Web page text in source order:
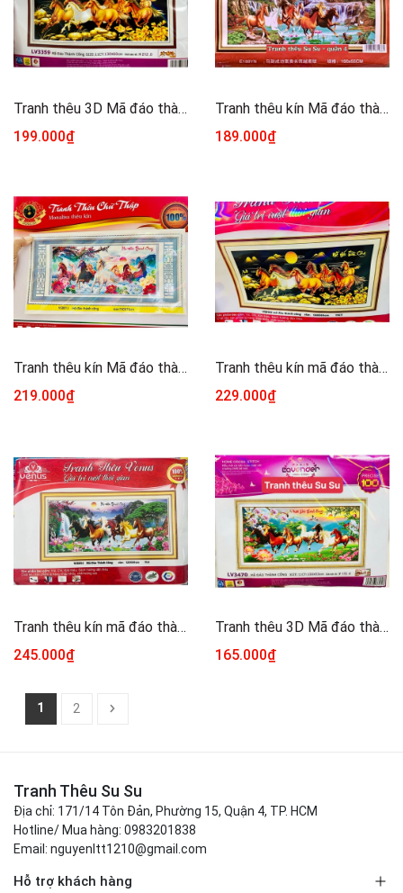
Tranh thêu 3D Mã đáo thành công LV3359, kích thước 130 x 60 cm
199.000₫
Tranh thêu kín Mã đáo thành công E188YN, kích thước 100 x 55 cm
189.000₫
Tranh thêu kín Mã đáo thành công vs8013, vs8012, kích thước 1,3 và 1,5 mét
219.000₫
Tranh thêu kín mã đáo thành công VS8162, kích thước 130 x 65 cm
229.000₫
Tranh thêu kín mã đáo thành công VS8054, kích thước 120 x 60 cm
245.000₫
Tranh thêu 3D Mã đáo thành công LV3470, kích thước 100 x 50 cm
165.000₫
1 2
Tranh Thêu Su Su
Địa chỉ: 171/14 Tôn Đản, Phường 15, Quận 4, TP. HCM
Hotline/ Mua hàng: 0983201838
Email: nguyenltt1210@gmail.com
Hỗ trợ khách hàng